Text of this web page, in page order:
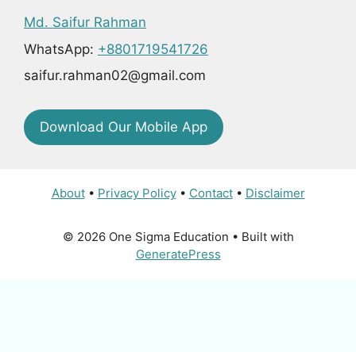
Md. Saifur Rahman
WhatsApp: +8801719541726
saifur.rahman02@gmail.com
Download Our Mobile App
About• Privacy Policy• Contact• Disclaimer
© 2026 One Sigma Education • Built with
GeneratePress